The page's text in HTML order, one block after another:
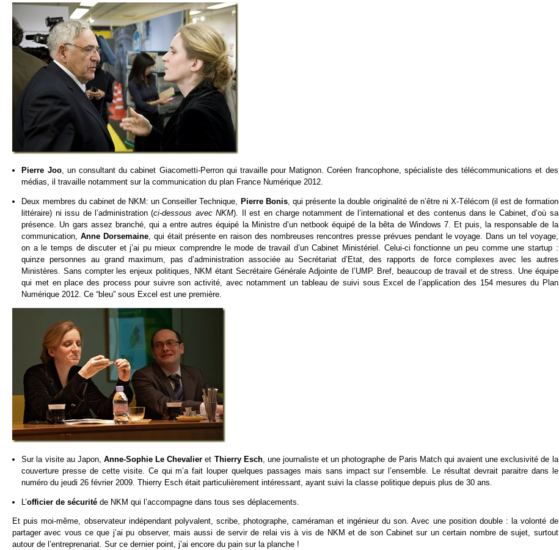
Pierre Joo, un consultant du cabinet Giacometti-Perron qui travaille pour Matignon. Coréen francophone, spécialiste des télécommunications et des
médias, il travaille notamment sur la communication du plan France Numérique 2012.
Deux membres du cabinet de NKM: un Conseiller Technique, Pierre Bonis, qui présente la double originalité de n’être ni X-Télécom (il est de formation
littéraire) ni issu de l’administration (ci-dessous avec NKM). Il est en charge notamment de l’international et des contenus dans le Cabinet, d’où sa
présence. Un gars assez branché, qui a entre autres équipé la Ministre d’un netbook équipé de la bêta de Windows 7. Et puis, la responsable de la
communication,Anne Dorsemaine, qui était présente en raison des nombreuses rencontres presse prévues pendant le voyage. Dans un tel voyage,
on a le temps de discuter et j’ai pu mieux comprendre le mode de travail d’un Cabinet Ministériel. Celui-ci fonctionne un peu comme une startup :
quinze personnes au grand maximum, pas d’administration associée au Secrétariat d’Etat, des rapports de force complexes avec les autres
Ministères. Sans compter les enjeux politiques, NKM étant Secrétaire Générale Adjointe de l’UMP. Bref, beaucoup de travail et de stress. Une équipe
qui met en place des process pour suivre son activité, avec notamment un tableau de suivi sous Excel de l’application des 154 mesures du Plan
Numérique 2012. Ce “bleu” sous Excel est une première.
Sur la visite au Japon,Anne-Sophie Le Chevalieret Thierry Esch, une journaliste et un photographe de Paris Match qui avaient une exclusivité de la
couverture presse de cette visite. Ce qui m’a fait louper quelques passages mais sans impact sur l’ensemble. Le résultat devrait paraitre dans le
numéro du jeudi 26 février 2009. Thierry Esch était particulièrement intéressant, ayant suivi la classe politique depuis plus de 30 ans.
L’officier de sécuritéde NKM qui l’accompagne dans tous ses déplacements.
Et puis moi-même, observateur indépendant polyvalent, scribe, photographe, caméraman et ingénieur du son. Avec une position double : la volonté de
partager avec vous ce que j’ai pu observer, mais aussi de servir de relai vis à vis de NKM et de son Cabinet sur un certain nombre de sujet, surtout
autour de l’entreprenariat. Sur ce dernier point, j’ai encore du pain sur la planche !